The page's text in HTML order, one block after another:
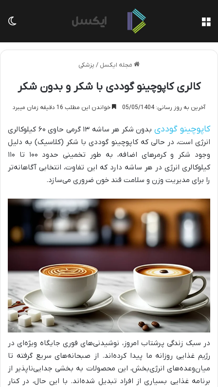
مجله ایکسل / پزشکی
کالری کاپوچینو گوددی با شکر و بدون شکر
آخرین به روز رسانی: 05/05/1404 خواندن این مطلب 16 دقیقه زمان میبرد
کاپوچینو گوددی
بدون شکر هر ساشه ۱۳ گرمی حاوی ۶۰ کیلوکالری
انرژی است، در حالی که کاپوچینو گوددی با شکر (کلاسیک) به دلیل
وجود شکر و کرمرهای اضافه، به طور تخمینی حدود ۱۰۰ تا ۱۱۰
کیلوکالری انرژی در هر ساشه دارد که این تفاوت، انتخابی آگاهانه‌تر
را برای مدیریت وزن و سلامت قند خون ضروری می‌سازد.
در سبک زندگی پرشتاب امروز، نوشیدنی‌های فوری جایگاه ویژه‌ای در
رژیم غذایی روزانه ما پیدا کرده‌اند. از صبحانه‌های سریع گرفته تا
میان‌وعده‌های انرژی‌بخش، این محصولات به بخشی جدایی‌ناپذیر از
برنامه غذایی بسیاری از افراد تبدیل شده‌اند. با این حال، در کنار